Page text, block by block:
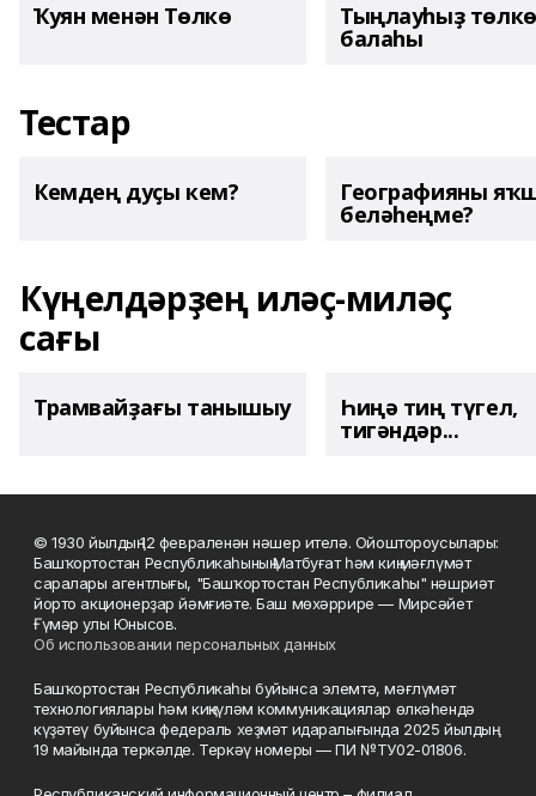
Ҡуян менән Төлкө Тыңлауһыҙ төлкө
балаһы
Тестар
Кемдең дуҫы кем? Географияны
беләһеңме?
Күңелдәрҙең иләҫ-миләҫ
сағы
Трамвайҙағы танышыу Һиңә тиң түгел,
тигәндәр...
© 1930 йылдың 12 февраленән нәшер ителә. Ойоштороусылары:
Башҡортостан Республикаһының Матбуғат һәм киң мәғлүмәт
саралары агентлығы, "Башҡортостан Республикаһы" нәшриәт
йорто акционерҙар йәмғиәте. Баш мөхәррире — Мирсәйет
Ғүмәр улы Юнысов.
Об использовании персональных данных
Башҡортостан Республикаһы буйынса элемтә, мәғлүмәт
технологиялары һәм киңкүләм коммуникациялар өлкәһендә
күҙәтеү буйынса федераль хеҙмәт идаралығында 2025 йылдың
19 майында теркәлде. Теркәү номеры — ПИ №ТУ02-01806.